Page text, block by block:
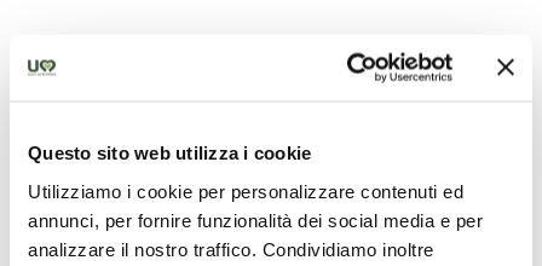
Questo sito web utilizza i cookie
Utilizziamo i cookie per personalizzare contenuti ed
annunci, per fornire funzionalità dei social media e per
analizzare il nostro traffico. Condividiamo inoltre
Chiesa Collegiata San Nicolò